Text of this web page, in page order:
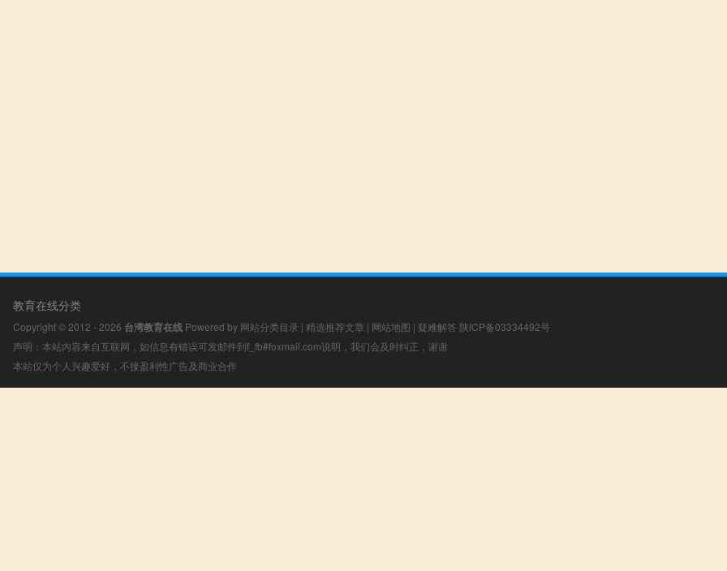
教育在线分类
Copyright © 2012 - 2026 台湾教育在线 Powered by 网站分类目录 | 精选推荐文章 | 网站地图 | 疑难解答 陕ICP备03334492号
声明：本站内容来自互联网，如信息有错误可发邮件到f_fb#foxmail.com说明，我们会及时纠正，谢谢
本站仅为个人兴趣爱好，不接盈利性广告及商业合作